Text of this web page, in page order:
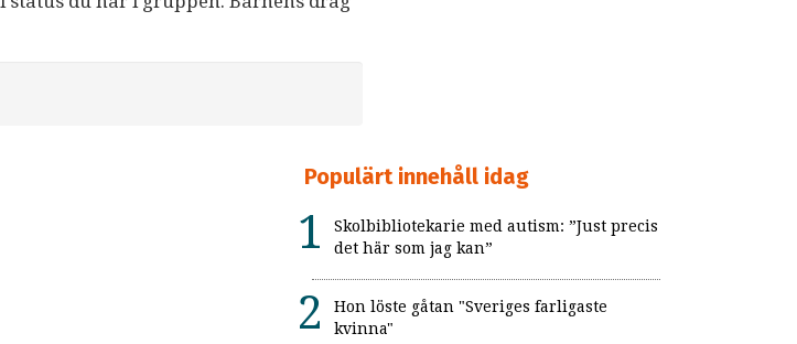
Populärt innehåll idag
Skolbibliotekarie med autism: ”Just precis
det här som jag kan”
Hon löste gåtan "Sveriges farligaste
kvinna"